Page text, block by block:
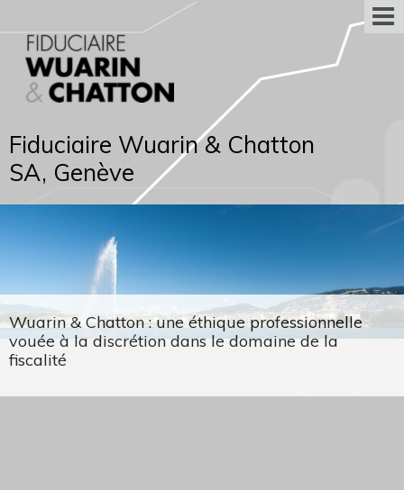
Fiduciaire Wuarin & Chatton
SA, Genève
Wuarin & Chatton : une éthique professionnelle
vouée à la discrétion dans le domaine de la
fiscalité